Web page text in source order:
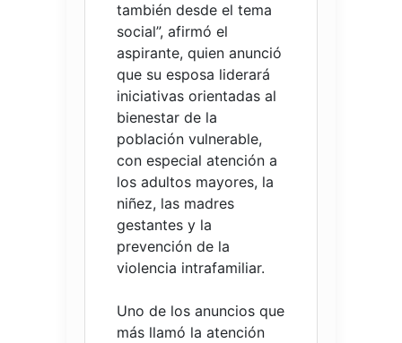
también desde el tema
social”, afirmó el
aspirante, quien anunció
que su esposa liderará
iniciativas orientadas al
bienestar de la
población vulnerable,
con especial atención a
los adultos mayores, la
niñez, las madres
gestantes y la
prevención de la
violencia intrafamiliar.
Uno de los anuncios que
más llamó la atención